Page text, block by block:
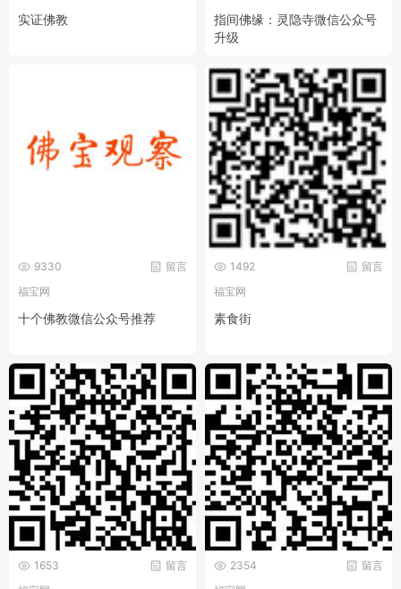
实证佛教
指间佛缘：灵隐寺微信公众号
升级
留言
9330
福宝网
十个佛教微信公众号推荐
留言
1492
福宝网
素食街
留言
1653
留言
2354